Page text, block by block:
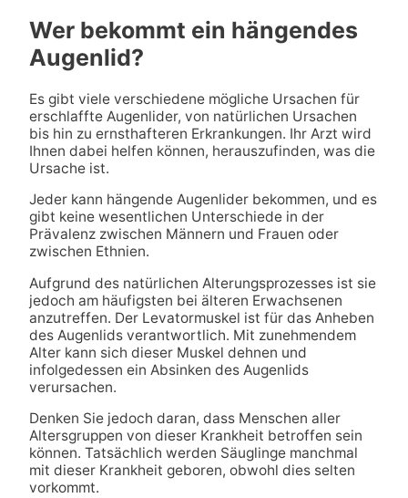
Wer bekommt ein hängendes
Augenlid?
Es gibt viele verschiedene mögliche Ursachen für
erschlaffte Augenlider, von natürlichen Ursachen
bis hin zu ernsthafteren Erkrankungen. Ihr Arzt wird
Ihnen dabei helfen können, herauszufinden, was die
Ursache ist.
Jeder kann hängende Augenlider bekommen, und es
gibt keine wesentlichen Unterschiede in der
Prävalenz zwischen Männern und Frauen oder
zwischen Ethnien.
Aufgrund des natürlichen Alterungsprozesses ist sie
jedoch am häufigsten bei älteren Erwachsenen
anzutreffen. Der Levatormuskel ist für das Anheben
des Augenlids verantwortlich. Mit zunehmendem
Alter kann sich dieser Muskel dehnen und
infolgedessen ein Absinken des Augenlids
verursachen.
Denken Sie jedoch daran, dass Menschen aller
Altersgruppen von dieser Krankheit betroffen sein
können. Tatsächlich werden Säuglinge manchmal
mit dieser Krankheit geboren, obwohl dies selten
vorkommt.